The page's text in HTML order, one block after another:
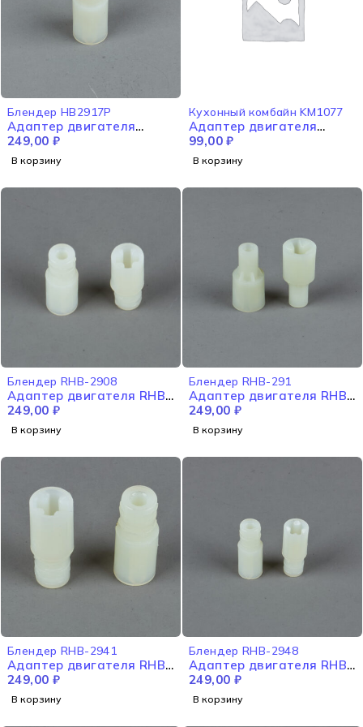
Блендер HB2917P
Адаптер двигателя
HB2917P
249,00 ₽
В корзину
Кухонный комбайн KM1077
Адаптер двигателя
KM1077
99,00₽
В корзину
Блендер RHB-2908
Адаптер двигателя RHB-
2908
249,00 ₽
В корзину
Блендер RHB-291
Адаптер двигателя RHB-
291
249,00 ₽
В корзину
Блендер RHB-2941
Адаптер двигателя RHB-
2941
249,00 ₽
В корзину
Блендер RHB-2948
Адаптер двигателя RHB-
2948
249,00 ₽
В корзину